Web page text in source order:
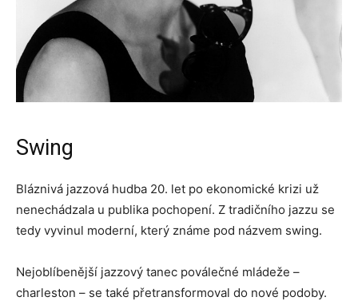
Swing
Bláznivá jazzová hudba 20. let po ekonomické krizi už
nenechádzala u publika pochopení. Z tradičního jazzu se
tedy vyvinul moderní, který známe pod názvem swing.
Nejoblíbenější jazzový tanec poválečné mládeže –
charleston – se také přetransformoval do nové podoby.